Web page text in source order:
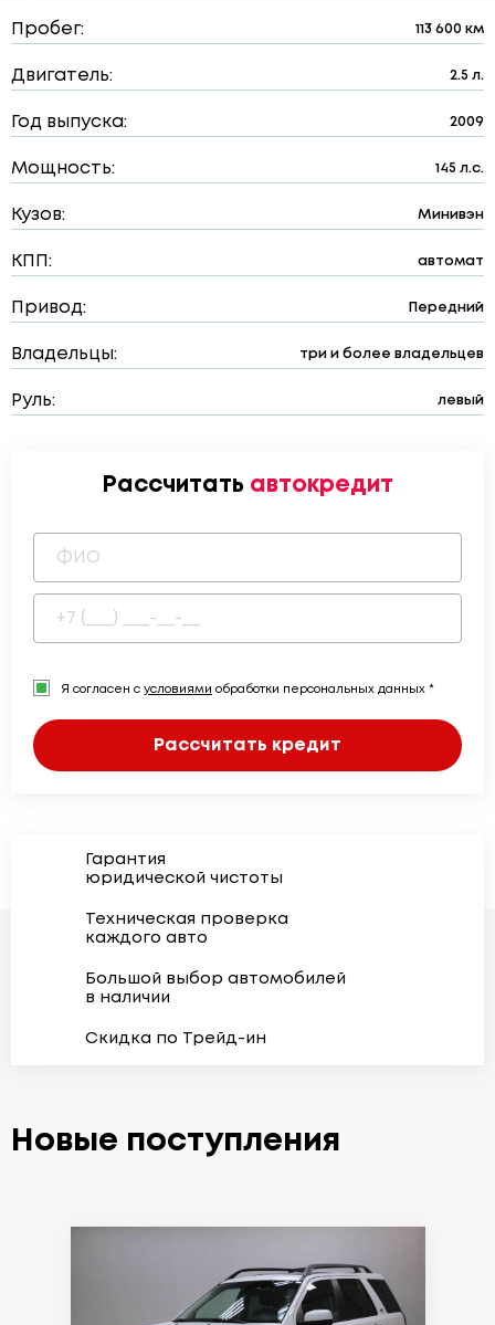
Пробег: 113 600 км
Двигатель: 2.5 л.
Год выпуска: 2009
Мощность: 145 л.с.
Кузов: Минивэн
КПП: автомат
Привод: Передний
Владельцы: три и более владельцев
Руль: левый
Рассчитать автокредит
Я согласен с условиями обработки персональных данных *
Рассчитать кредит
Гарантия
юридической чистоты
Техническая проверка
каждого авто
Большой выбор автомобилей
в наличии
Скидка по Трейд-ин
Новые поступления